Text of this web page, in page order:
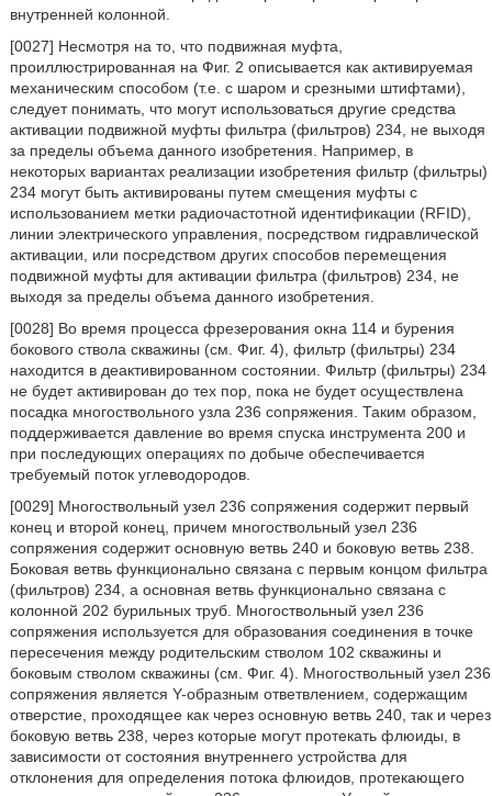
внутренней колонной.
[0027] Несмотря на то, что подвижная муфта,
проиллюстрированная на Фиг. 2 описывается как активируемая
механическим способом (т.е. с шаром и срезными штифтами),
следует понимать, что могут использоваться другие средства
активации подвижной муфты фильтра (фильтров) 234, не выходя
за пределы объема данного изобретения. Например, в
некоторых вариантах реализации изобретения фильтр (фильтры)
234 могут быть активированы путем смещения муфты с
использованием метки радиочастотной идентификации (RFID),
линии электрического управления, посредством гидравлической
активации, или посредством других способов перемещения
подвижной муфты для активации фильтра (фильтров) 234, не
выходя за пределы объема данного изобретения.
[0028] Во время процесса фрезерования окна 114 и бурения
бокового ствола скважины (см. Фиг. 4), фильтр (фильтры) 234
находится в деактивированном состоянии. Фильтр (фильтры) 234
не будет активирован до тех пор, пока не будет осуществлена
посадка многоствольного узла 236 сопряжения. Таким образом,
поддерживается давление во время спуска инструмента 200 и
при последующих операциях по добыче обеспечивается
требуемый поток углеводородов.
[0029] Многоствольный узел 236 сопряжения содержит первый
конец и второй конец, причем многоствольный узел 236
сопряжения содержит основную ветвь 240 и боковую ветвь 238.
Боковая ветвь функционально связана с первым концом фильтра
(фильтров) 234, а основная ветвь функционально связана с
колонной 202 бурильных труб. Многоствольный узел 236
сопряжения используется для образования соединения в точке
пересечения между родительским стволом 102 скважины и
боковым стволом скважины (см. Фиг. 4). Многоствольный узел 236
сопряжения является Y-образным ответвлением, содержащим
отверстие, проходящее как через основную ветвь 240, так и через
боковую ветвь 238, через которые могут протекать флюиды, в
зависимости от состояния внутреннего устройства для
отклонения для определения потока флюидов, протекающего